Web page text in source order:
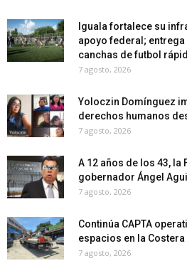
Iguala fortalece su
apoyo federal; entrega
canchas de futbol
7 agosto, 2026
Yoloczin Domínguez
derechos humanos
7 agosto, 2026
A 12 años de los 43, la
gobernador Ángel
7 agosto, 2026
Continúa CAPTA
espacios en la Costera
7 agosto, 2026